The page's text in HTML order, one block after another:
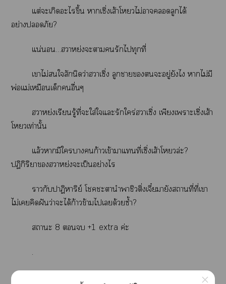
แต่ะเกิดะไขึ้น าเซิ่งเส้าโวไม่าลูกได้
อย่างภัย?
แน่นอน…ฮาหย่งะารักไทุกที่
เาไม่ใสักนิดว่าฮาเซิ่ง ลูกาะอยู่ยังไ าไม่มี
พ่อแม่เหมือนเด็กอื่นๆ
ฮาหย่งเรียนรู้ที่ะใส่ใแะรักใคร่ฮาเซิ่ง เพียงเาะเซิ่งเส้า
โวเท่านั้น
แล้วามีใาก้าวเข้าาแที่เซิ่งเส้าโวล่ะ?
ปฏิกิริยาฮาหย่งะเป็นอย่างไร
ากับปาฏิหาริย์ โะานำาชิวติ่งเจี๋ายังสถานที่ที่เา
ไม่เคิดฝันว่าะได้ก้าวข้ามไเด้วยซ้ำ?
าะ 8  +1 extra ค่ะ
.
×